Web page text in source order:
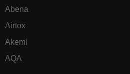
Abena
Airtox
Akemi
AQA